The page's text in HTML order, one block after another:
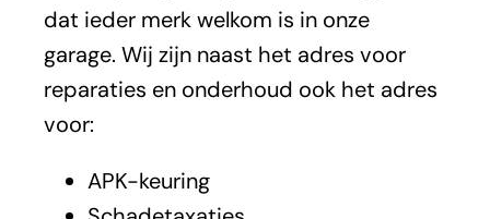
dat ieder merk welkom is in onze
garage. Wij zijn naast het adres voor
reparaties en onderhoud ook het adres
voor:
APK-keuring